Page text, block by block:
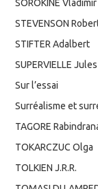
SOROKINE Vladimir
STEVENSON
STIFTER Adalbert
SUPERVIELLE Jules
Sur l’essai
Surréalisme et
TAGORE
TOKARCZUC Olga
TOLKIEN J.R.R.